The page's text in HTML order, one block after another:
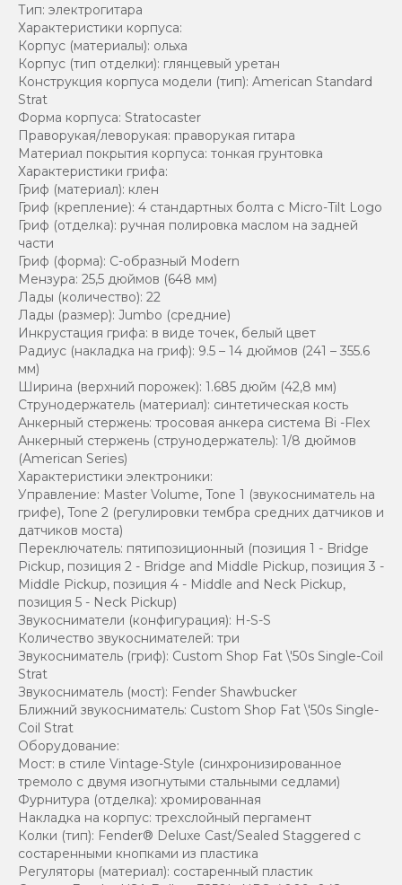
Тип: электрогитара
Характеристики корпуса:
Корпус (материалы): ольха
Корпус (тип отделки): глянцевый уретан
Конструкция корпуса модели (тип): American Standard
Strat
Форма корпуса: Stratocaster
Праворукая/леворукая: праворукая гитара
Материал покрытия корпуса: тонкая грунтовка
Характеристики грифа:
Гриф (материал): клен
Гриф (крепление): 4 стандартных болта с Micro-Tilt Logo
Гриф (отделка): ручная полировка маслом на задней
части
Гриф (форма): С-образный Modern
Мензура: 25,5 дюймов (648 мм)
Лады (количество): 22
Лады (размер): Jumbo (средние)
Инкрустация грифа: в виде точек, белый цвет
Радиус (накладка на гриф): 9.5 – 14 дюймов (241 – 355.6
мм)
Ширина (верхний порожек): 1.685 дюйм (42,8 мм)
Струнодержатель (материал): синтетическая кость
Анкерный стержень: тросовая анкера система Bi -Flex
Анкерный стержень (струнодержатель): 1/8 дюймов
(American Series)
Характеристики электроники:
Управление: Master Volume, Tone 1 (звукосниматель на
грифе), Tone 2 (регулировки тембра средних датчиков и
датчиков моста)
Переключатель: пятипозиционный (позиция 1 - Bridge
Pickup, позиция 2 - Bridge and Middle Pickup, позиция 3 -
Middle Pickup, позиция 4 - Middle and Neck Pickup,
позиция 5 - Neck Pickup)
Звукосниматели (конфигурация): H-S-S
Количество звукоснимателей: три
Звукосниматель (гриф): Custom Shop Fat \'50s Single-Coil
Strat
Звукосниматель (мост): Fender Shawbucker
Ближний звукосниматель: Custom Shop Fat \'50s Single-
Coil Strat
Оборудование:
Мост: в стиле Vintage-Style (синхронизированное
тремоло с двумя изогнутыми стальными седлами)
Фурнитура (отделка): хромированная
Накладка на корпус: трехслойный пергамент
Колки (тип): Fender® Deluxe Cast/Sealed Staggered с
состаренными кнопками из пластика
Регуляторы (материал): состаренный пластик